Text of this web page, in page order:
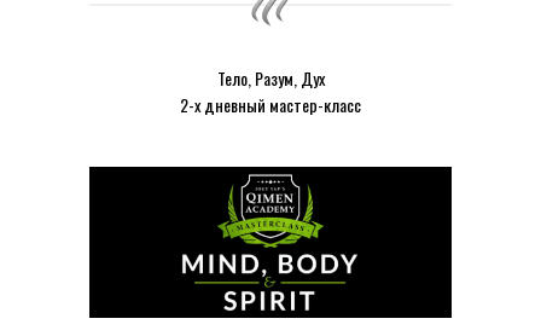
Тело, Разум, Дух
2-х дневный мастер-класс